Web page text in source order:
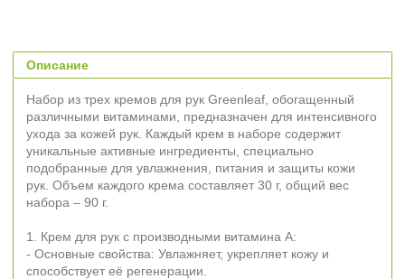
Описание
Набор из трех кремов для рук Greenleaf, обогащенный
различными витаминами, предназначен для интенсивного
ухода за кожей рук. Каждый крем в наборе содержит
уникальные активные ингредиенты, специально
подобранные для увлажнения, питания и защиты кожи
рук. Объем каждого крема составляет 30 г, общий вес
набора – 90 г.
1. Крем для рук с производными витамина А:
- Основные свойства: Увлажняет, укрепляет кожу и
способствует её регенерации.